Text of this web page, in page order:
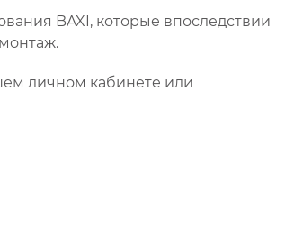
BAXI, которые впоследствии
личном кабинете или